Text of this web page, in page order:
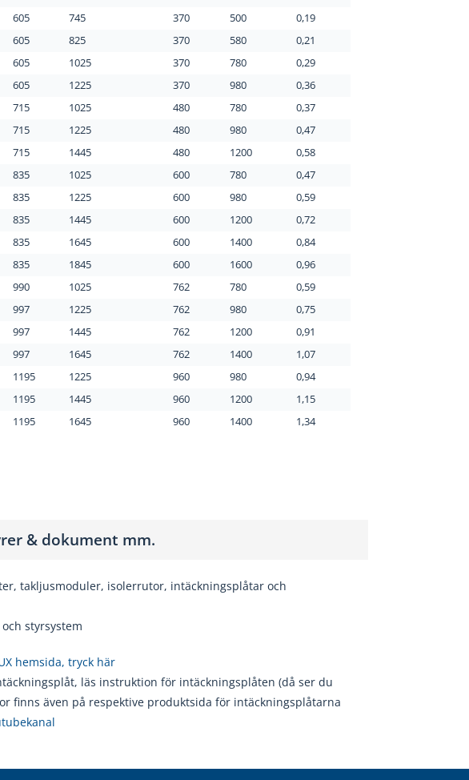
605 745 370 500
0,19
605 825 370 580
0,21
605 1025 370 780
0,29
605 1225 370 980
0,36
715 1025 480 780
0,37
715 1225 480 980
0,47
715 1445 480 1200
0,58
835 1025 600 780
0,47
835 1225 600 980
0,59
835 1445 600 1200
0,72
835 1645 600 1400
0,84
835 1845 600 1600
0,96
990 1025 762 780
0,59
997 1225 762 980
0,75
997 1445 762 1200
0,91
997 1645 762 1400
1,07
1195 1225 960 980
0,94
1195 1445 960 1200
1,15
1195 1645 960 1400 1,34
& dokument mm.
takljusmoduler, isolerrutor, intäckningsplåtar och
styrsystem
hemsida, tryck här
läs instruktion för intäckningsplåten (då ser du
finns även på respektive produktsida för intäckningsplåtarna